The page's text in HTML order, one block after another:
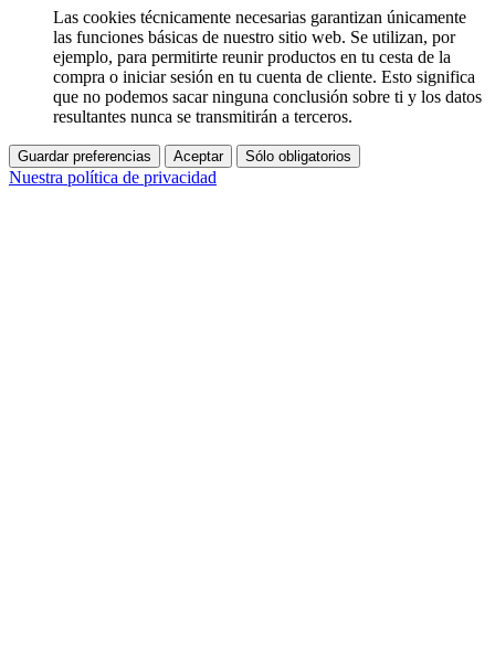
Las cookies técnicamente necesarias garantizan únicamente
las funciones básicas de nuestro sitio web. Se utilizan, por
ejemplo, para permitirte reunir productos en tu cesta de la
compra o iniciar sesión en tu cuenta de cliente. Esto significa
que no podemos sacar ninguna conclusión sobre ti y los datos
resultantes nunca se transmitirán a terceros.
Guardar preferencias Aceptar Sólo obligatorios
Nuestra política de privacidad